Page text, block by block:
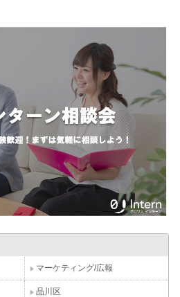
マーケティング/広報
品川区